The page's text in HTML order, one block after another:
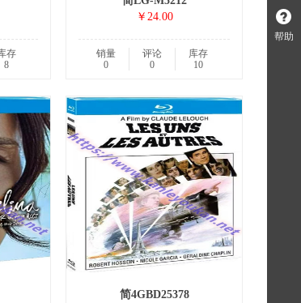
存
8
￥24.00
销量
0
评论
0
库存
10
简4GBD25378
帮助